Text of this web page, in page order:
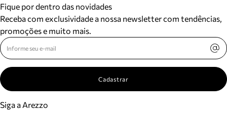
Fique por dentro das novidades
Receba com exclusividade a nossa newsletter com tendências,
promoções e muito mais.
Cadastrar
Siga a Arezzo